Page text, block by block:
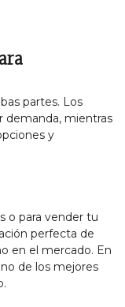
partes. Los
demanda, mientras
y
o para vender tu
perfecta de
en el mercado. En
de los mejores